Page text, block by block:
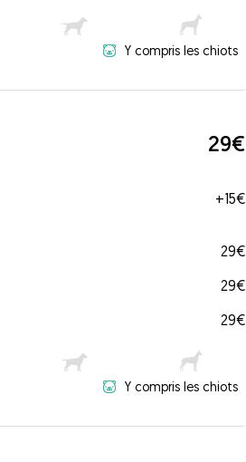
Y compris les chiots
29€
+15€
29€
29€
29€
Y compris les chiots